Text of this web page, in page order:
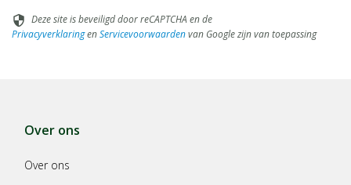
security Deze site is beveiligd door reCAPTCHA en de
PrivacyverklaringenServicevoorwaardenvan Google zijn van toepassing
Over ons
Over ons